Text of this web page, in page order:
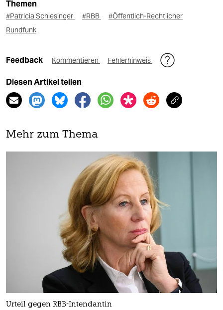
Themen
#Patricia Schlesinger #RBB
#Öffentlich-Rechtlicher
Rundfunk
Feedback Kommentieren Fehlerhinweis
Diesen Artikel teilen
Mehr zum Thema
Urteil gegen RBB-Intendantin